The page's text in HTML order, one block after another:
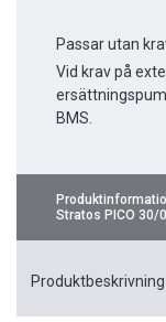
Passar utan
Vid krav på
BMS.
Stratos PICO 30/
Produktbeskrivning